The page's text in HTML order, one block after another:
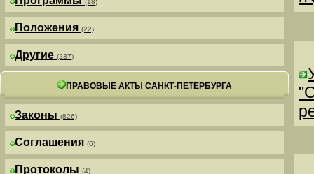
(18)
Положения (22)
Другие (237)
ПРАВОВЫЕ АКТЫ САНКТ-ПЕТЕРБУРГА
Законы (826)
Соглашения (6)
Протоколы (4)